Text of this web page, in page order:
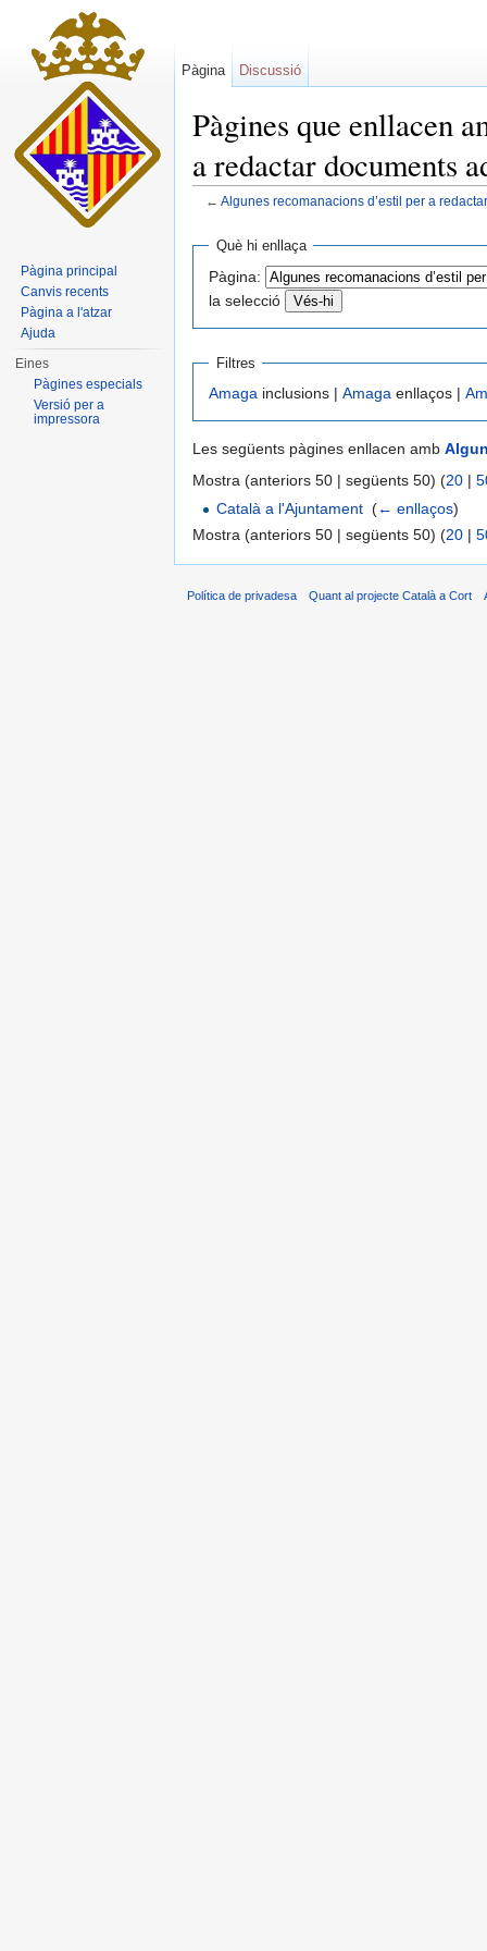
Pàgines que enllacen
a redactar documents
← Algunes recomanacions d’estil per a
Què hi enllaça
Pàgina:
la selecció
Filtres
Amaga inclusions | Amaga enllaços |
Les següents pàgines enllacen amb
Mostra (anteriors 50 | següents 50) (20 |
Català a l'Ajuntament (← enllaços)
Mostra (anteriors 50 | següents 50) (20 |
Pàgina Discussió
Pàgina principal
Canvis recents
Pàgina a l'atzar
Ajuda
Eines
Pàgines especials
Versió per a
impressora
Política de privadesa Quant al projecte Català a Cort